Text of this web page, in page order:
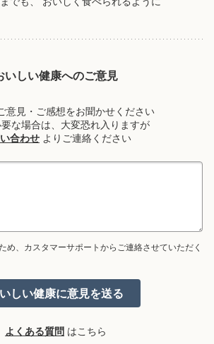
いしい健康へのご意見
意見・ご感想をお聞かせください
な場合は、大変恐れ入りますが
合わせ よりご連絡ください
め、カスタマーサポートからご連絡させていただく
よくある質問 はこちら